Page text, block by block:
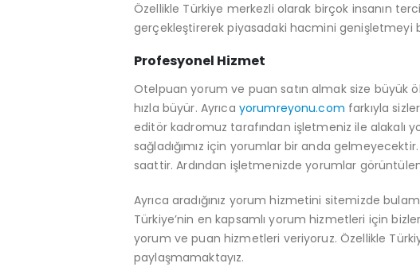
Özellikle Türkiye merkezli olarak birçok insanın
gerçekleştirerek piyasadaki hacmini genişletmeyi
Profesyonel Hizmet
Otelpuan yorum ve puan satın almak size büyük
hızla büyür. Ayrıca yorumreyonu.com farkıyla
editör kadromuz tarafından işletmeniz ile alakalı
sağladığımız için yorumlar bir anda
saattir. Ardından işletmenizde yorumlar
Ayrıca aradığınız yorum hizmetini sitemizde
Türkiye’nin en kapsamlı yorum hizmetleri için
yorum ve puan hizmetleri veriyoruz. Özellikle
paylaşmamaktayız.